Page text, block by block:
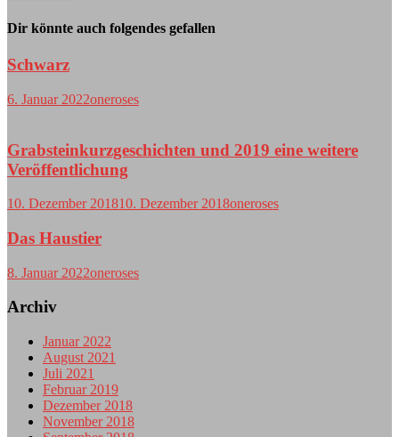
Dir könnte auch folgendes gefallen
Schwarz
6. Januar 2022oneroses
Grabsteinkurzgeschichten und 2019 eine weitere
Veröffentlichung
10. Dezember 201810. Dezember 2018oneroses
Das Haustier
8. Januar 2022oneroses
Archiv
Januar 2022
August 2021
Juli 2021
Februar 2019
Dezember 2018
November 2018